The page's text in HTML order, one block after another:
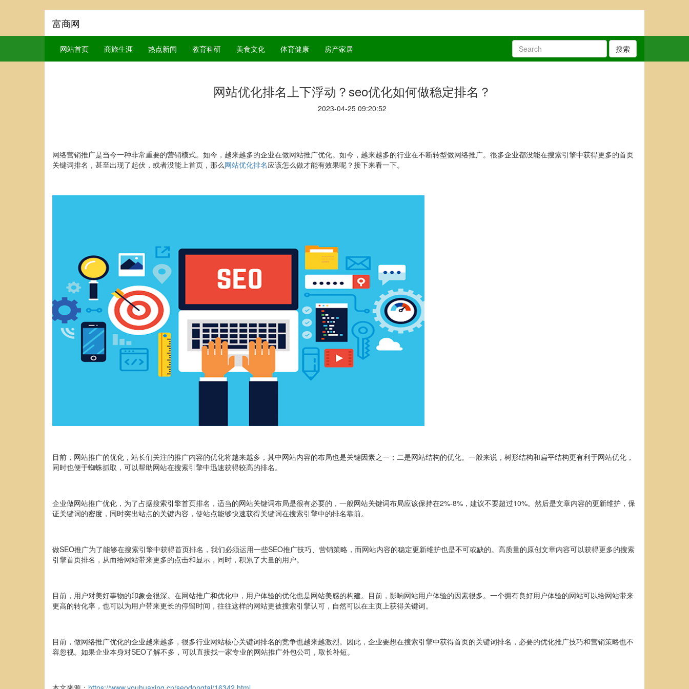
富商网
网站首页 商旅生涯 热点新闻 教育科研 美食文化 体育健康 房产家居 搜索
网站优化排名上下浮动？seo优化如何做稳定排名？
2023-04-25 09:20:52
网络营销推广是当今一种非常重要的营销模式。如今，越来越多的企业在做网站推广优化。如今，越来越多的行业在不断转型做网络推广。很多企业都没能在搜索引擎中获得更多的首页
关键词排名，甚至出现了起伏，或者没能上首页，那么网站优化排名应该怎么做才能有效果呢？接下来看一下。
目前，网站推广的优化，站长们关注的推广内容的优化将越来越多，其中网站内容的布局也是关键因素之一；二是网站结构的优化。一般来说，树形结构和扁平结构更有利于网站优化，
同时也便于蜘蛛抓取，可以帮助网站在搜索引擎中迅速获得较高的排名。
企业做网站推广优化，为了占据搜索引擎首页排名，适当的网站关键词布局是很有必要的，一般网站关键词布局应该保持在2%-8%，建议不要超过10%。然后是文章内容的更新维护，保
证关键词的密度，同时突出站点的关键内容，使站点能够快速获得关键词在搜索引擎中的排名靠前。
做SEO推广为了能够在搜索引擎中获得首页排名，我们必须运用一些SEO推广技巧、营销策略，而网站内容的稳定更新维护也是不可或缺的。高质量的原创文章内容可以获得更多的搜索
引擎首页排名，从而给网站带来更多的点击和显示，同时，积累了大量的用户。
目前，用户对美好事物的印象会很深。在网站推广和优化中，用户体验的优化也是网站美感的构建。目前，影响网站用户体验的因素很多。一个拥有良好用户体验的网站可以给网站带来
更高的转化率，也可以为用户带来更长的停留时间，往往这样的网站更被搜索引擎认可，自然可以在主页上获得关键词。
目前，做网络推广优化的企业越来越多，很多行业网站核心关键词排名的竞争也越来越激烈。因此，企业要想在搜索引擎中获得首页的关键词排名，必要的优化推广技巧和营销策略也不
容忽视。如果企业本身对SEO了解不多，可以直接找一家专业的网站推广外包公司，取长补短。